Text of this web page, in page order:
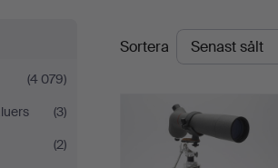
(4 079)
(3)
(2)
Slutpriser
Sortera